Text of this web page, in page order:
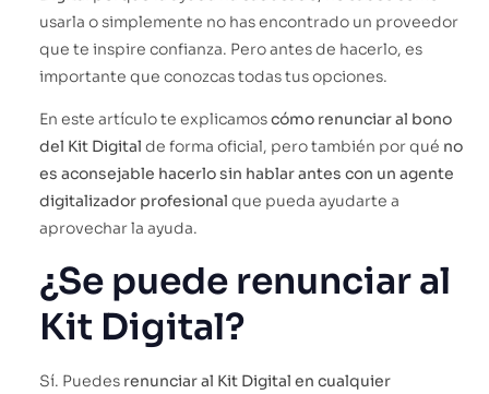
usarla o simplemente no has encontrado un proveedor
que te inspire confianza. Pero antes de hacerlo, es
importante que conozcas todas tus opciones.
En este artículo te explicamoscómo renunciar al bono
del Kit Digital de forma oficial, pero también por qué no
es aconsejable hacerlo sin hablar antes con un agente
digitalizador profesional que pueda ayudarte a
aprovechar la ayuda.
¿Se puede renunciar al
Kit Digital?
Sí. Puedes renunciar al Kit Digital en cualquier